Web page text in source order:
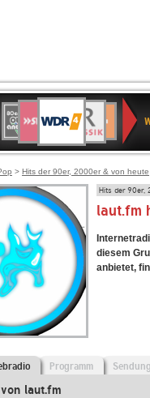
Deutschlandfunk
80er
90er
OLDIE
ANTENNE
4
KLASSIK
Deutschlandfunk
Kultur
Kultur
2
> Hits der 90er, 2000er & von heute
Hits der 90er,
laut.fm
diesem
anbietet,
Programm
laut.fm